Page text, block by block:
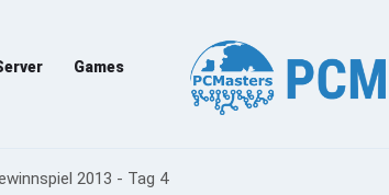
Games
2013 - Tag 4